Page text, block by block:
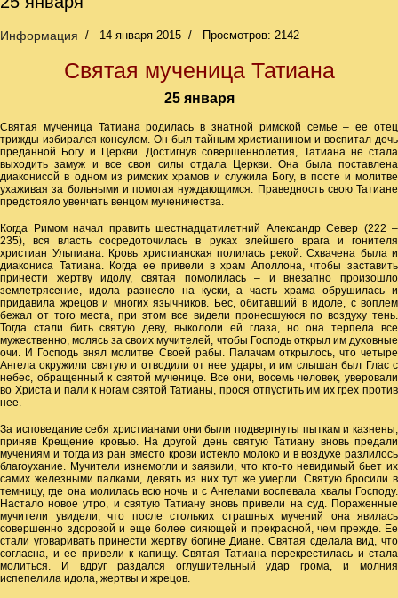
Информация 14 января 2015 Просмотров: 2142
Святая мученица Татиана
25 января
Святая мученица Татиана родилась в знатной римской семье – ее отец
трижды избирался консулом. Он был тайным христианином и воспитал дочь
преданной Богу и Церкви. Достигнув совершеннолетия, Татиана не стала
выходить замуж и все свои силы отдала Церкви. Она была поставлена
диаконисой в одном из римских храмов и служила Богу, в посте и молитве
ухаживая за больными и помогая нуждающимся. Праведность свою Татиане
предстояло увенчать венцом мученичества.
Когда Римом начал править шестнадцатилетний Александр Север (222 –
235), вся власть сосредоточилась в руках злейшего врага и гонителя
христиан Ульпиана. Кровь христианская полилась рекой. Схвачена была и
диакониса Татиана. Когда ее привели в храм Аполлона, чтобы заставить
принести жертву идолу, святая помолилась – и внезапно произошло
землетрясение, идола разнесло на куски, а часть храма обрушилась и
придавила жрецов и многих язычников. Бес, обитавший в идоле, с воплем
бежал от того места, при этом все видели пронесшуюся по воздуху тень.
Тогда стали бить святую деву, выкололи ей глаза, но она терпела все
мужественно, молясь за своих мучителей, чтобы Господь открыл им духовные
очи. И Господь внял молитве Своей рабы. Палачам открылось, что четыре
Ангела окружили святую и отводили от нее удары, и им слышан был Глас с
небес, обращенный к святой мученице. Все они, восемь человек, уверовали
во Христа и пали к ногам святой Татианы, прося отпустить им их грех против
нее.
За исповедание себя христианами они были подвергнуты пыткам и казнены,
приняв Крещение кровью. На другой день святую Татиану вновь предали
мучениям и тогда из ран вместо крови истекло молоко и в воздухе разлилось
благоухание. Мучители изнемогли и заявили, что кто-то невидимый бьет их
самих железными палками, девять из них тут же умерли. Святую бросили в
темницу, где она молилась всю ночь и с Ангелами воспевала хвалы Господу.
Настало новое утро, и святую Татиану вновь привели на суд. Пораженные
мучители увидели, что после стольких страшных мучений она явилась
совершенно здоровой и еще более сияющей и прекрасной, чем прежде. Ее
стали уговаривать принести жертву богине Диане. Святая сделала вид, что
согласна, и ее привели к капищу. Святая Татиана перекрестилась и стала
молиться. И вдруг раздался оглушительный удар грома, и молния
испепелила идола, жертвы и жрецов.